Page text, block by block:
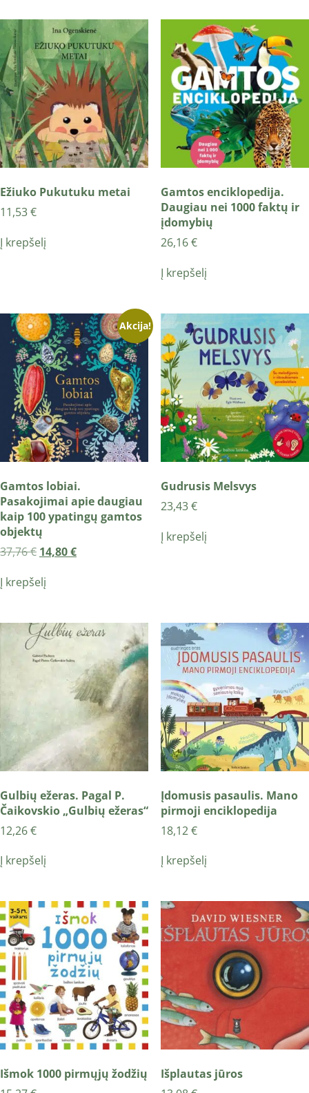
Ežiuko Pukutuku metai
11,53€
Į krepšelį
Gamtos enciklopedija.
Daugiau nei 1000 faktų ir
įdomybių
26,16€
Į krepšelį
Akcija!
Gamtos lobiai.
Pasakojimai apie daugiau
kaip 100 ypatingų gamtos
objektų
37,76€ 14,80€
Į krepšelį
Gudrusis Melsvys
23,43€
Į krepšelį
Gulbių ežeras. Pagal P.
Čaikovskio „Gulbių ežeras“
12,26€
Į krepšelį
Įdomusis pasaulis. Mano
pirmoji enciklopedija
18,12€
Į krepšelį
Išmok 1000 pirmųjų žodžių
Išplautas jūros